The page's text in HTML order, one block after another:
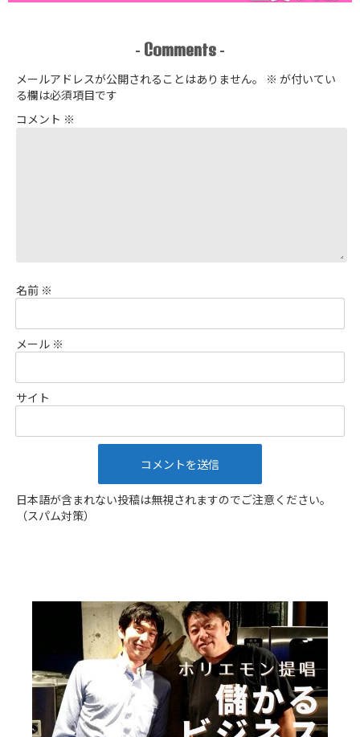
- Comments -
メールアドレスが公開されることはありません。 ※ が付いてい
る欄は必須項目です
コメント ※
名前 ※
メール ※
サイト
日本語が含まれない投稿は無視されますのでご注意ください。
（スパム対策）